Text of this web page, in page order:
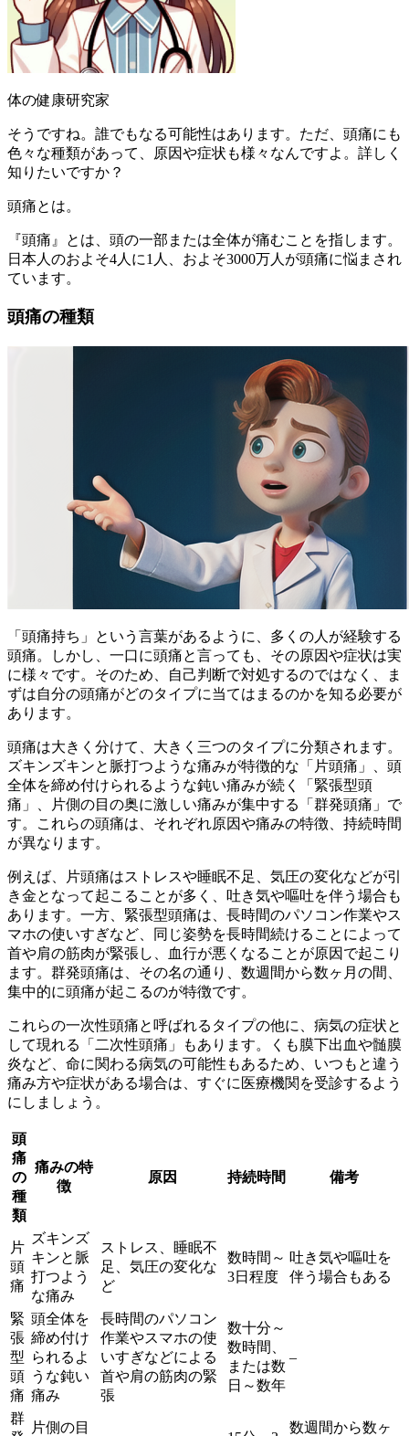
体の健康研究家
そうですね。誰でもなる可能性はあります。ただ、頭痛にも
色々な種類があって、原因や症状も様々なんですよ。詳しく
知りたいですか？
頭痛とは。
『頭痛』とは、頭の一部または全体が痛むことを指します。
日本人のおよそ4人に1人、およそ3000万人が頭痛に悩まされ
ています。
頭痛の種類
「頭痛持ち」という言葉があるように、多くの人が経験する
頭痛。しかし、一口に頭痛と言っても、その原因や症状は実
に様々です。そのため、自己判断で対処するのではなく、ま
ずは自分の頭痛がどのタイプに当てはまるのかを知る必要が
あります。
頭痛は大きく分けて、大きく三つのタイプに分類されます。
ズキンズキンと脈打つような痛みが特徴的な「片頭痛」、頭
全体を締め付けられるような鈍い痛みが続く「緊張型頭
痛」、片側の目の奥に激しい痛みが集中する「群発頭痛」 で
す。これらの頭痛は、それぞれ原因や痛みの特徴、持続時間
が異なります。
例えば、片頭痛はストレスや睡眠不足、気圧の変化などが引
き金となって起こることが多く、吐き気や嘔吐を伴う場合も
あります。一方、緊張型頭痛は、長時間のパソコン作業やス
マホの使いすぎなど、同じ姿勢を長時間続けることによって
首や肩の筋肉が緊張し、血行が悪くなることが原因で起こり
ます。群発頭痛は、その名の通り、数週間から数ヶ月の間、
集中的に頭痛が起こるのが特徴です。
これらの一次性頭痛と呼ばれるタイプの他に、病気の症状と
して現れる「二次性頭痛」もあります。くも膜下出血や髄膜
炎など、命に関わる病気の可能性もあるため、いつもと違う
痛み方や症状がある場合は、すぐに医療機関を受診するよう
にしましょう。
頭
痛
の
種
類
痛みの特
徴
原因 持続時間 備考
片
頭
痛
ズキンズ
キンと脈
打つよう
な痛み
ストレス、睡眠不
足、気圧の変化な
ど
数時間～
3日程度
吐き気や嘔吐を
伴う場合もある
緊
張
型
頭
痛
頭全体を
締め付け
られるよ
うな鈍い
痛み
長時間のパソコン
作業やスマホの使
いすぎなどによる
首や肩の筋肉の緊
張
数十分～
数時間、
または数
日～数年
–
群
片側の目 数週間から数ヶ